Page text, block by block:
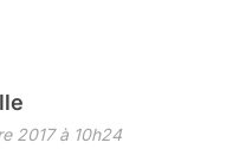
2017 à 10h24